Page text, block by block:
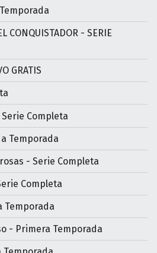
CONQUISTADOR - SERIE
GRATIS
Completa
Temporada
- Serie Completa
Completa
Temporada
- Primera Temporada